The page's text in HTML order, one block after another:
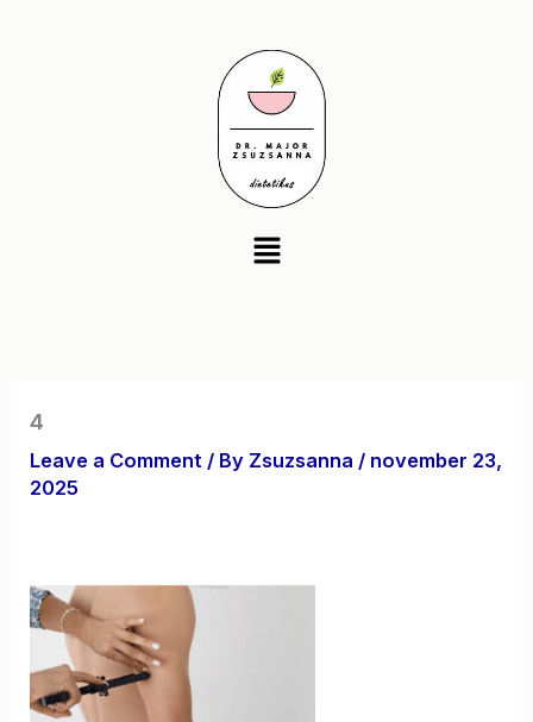
Menu
4
Leave a Comment / By Zsuzsanna / november 23,
2025